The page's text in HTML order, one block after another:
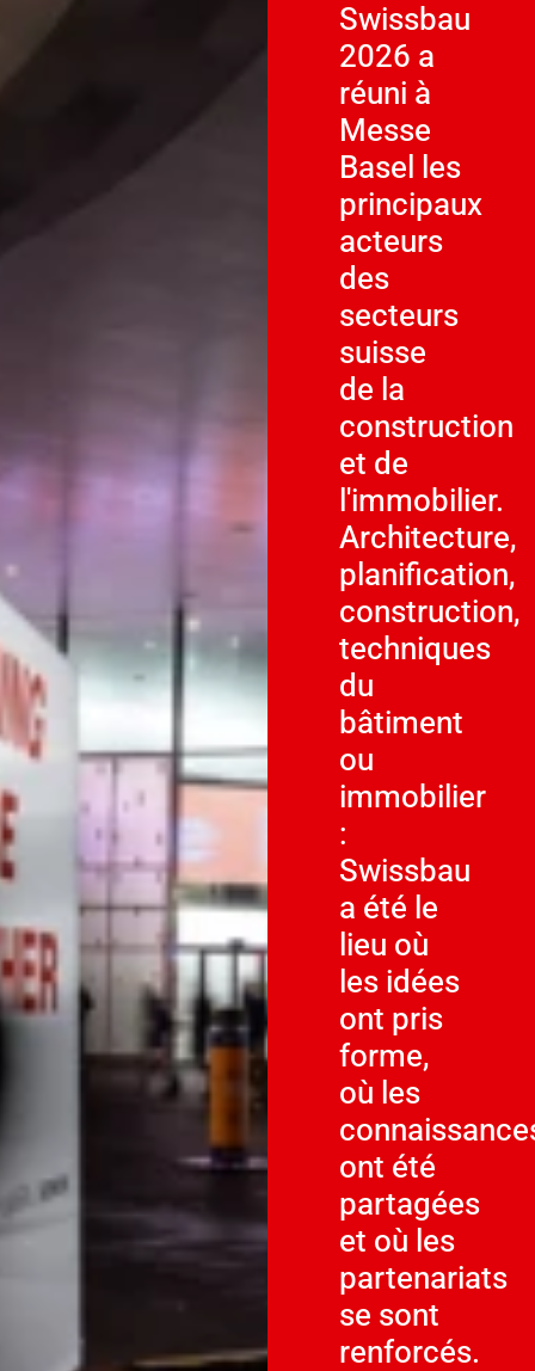
Swissbau
2026 a
réuni à
Messe
Basel les
principaux
acteurs
des
secteurs
suisse
de la
construction
et de
l'immobilier.
Architecture,
planification,
construction,
techniques
du
bâtiment
ou
immobilier
:
Swissbau
a été le
lieu où
les idées
ont pris
forme,
où les
ont été
partagées
et où les
partenariats
se sont
renforcés.